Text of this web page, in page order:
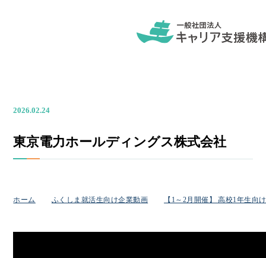
2026.02.24
東京電力ホールディングス株式会社
ホーム ふくしま就活生向け企業動画 【1～2月開催】 高校1年生向